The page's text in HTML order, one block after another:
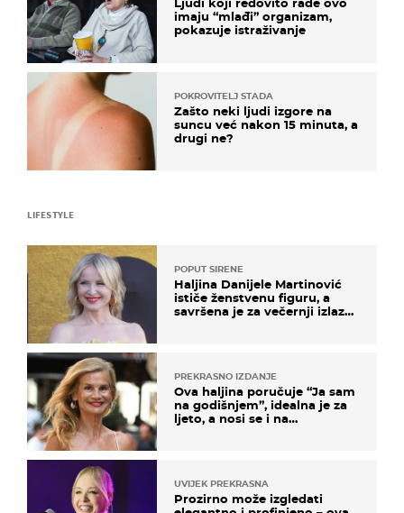
Ljudi koji redovito rade ovo
imaju “mlađi” organizam,
pokazuje istraživanje
POKROVITELJ STADA
Zašto neki ljudi izgore na
suncu već nakon 15 minuta, a
drugi ne?
LIFESTYLE
POPUT SIRENE
Haljina Danijele Martinović
ističe ženstvenu figuru, a
savršena je za večernji izlazak
PREKRASNO IZDANJE
Ova haljina poručuje “Ja sam
na godišnjem”, idealna je za
ljeto, a nosi se i na
UVIJEK PREKRASNA
Prozirno može izgledati